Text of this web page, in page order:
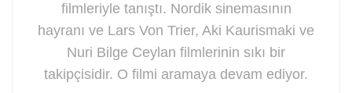
filmleriyle tanıştı. Nordik sinemasının
hayranı ve Lars Von Trier, Aki Kaurismaki ve
Nuri Bilge Ceylan filmlerinin sıkı bir
takipçisidir. O filmi aramaya devam ediyor.